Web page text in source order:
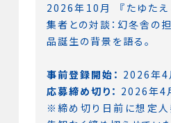
2026年10月 『たゆたえ
集者との対談：幻冬舎の
品誕生の背景を語る。
事前登録開始： 2026年4
応募締め切り： 2026年4
※締め切り日前に想定人